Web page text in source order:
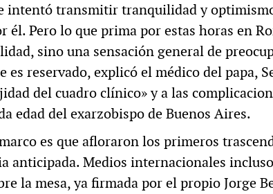
intentó transmitir tranquilidad y
él. Pero lo que prima por estas horas en
sino una sensación general de
es reservado, explicó el médico del papa,
del cuadro clínico» y a las
edad del exarzobispo de Buenos Aires.
es que afloraron los primeros
anticipada. Medios internacionales
la mesa, ya firmada por el propio Jorge